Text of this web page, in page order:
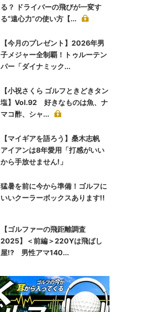
る？ ドライバーの飛びが一変す
る“遠心力”の使い方【...
【今月のプレゼント】2026年男
子メジャー全制覇！トゥルーテン
パー「ダイナミック...
【小祝さくら ゴルフときどきタン
塩】Vol.92 好きなものは魚、ナ
マコ酢、シャ...
【マイギアを語ろう】桑木志帆
アイアンは8年愛用「打感がいい
から手放せません!」
猛暑を前に今から準備！ゴルフに
いいクーラーボックスあります!!
【ゴルファーの飛距離調査
2025】＜前編＞220Yは飛ばし
屋!? 男性アマ140...